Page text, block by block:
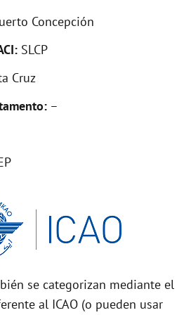
V
i
o
Concepción
SLCP
Cruz
–
se categorizan mediante el
al ICAO (o pueden usar